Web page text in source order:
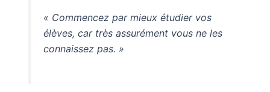
« Commencez par mieux étudier vos
élèves, car très assurément vous ne les
connaissez pas. »